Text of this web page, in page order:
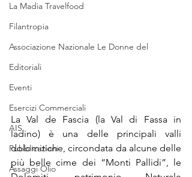
La Madia Travelfood
Filantropia
Associazione Nazionale Le Donne del
Editoriali
Eventi
Esercizi Commerciali
AIS
Pubblicazioni
Assaggi Olio
La Val de Fascia (la Val di Fassa in
ladino) è una delle principali valli
dolomitiche, circondata da alcune delle
più belle cime dei “Monti Pallidi”, le